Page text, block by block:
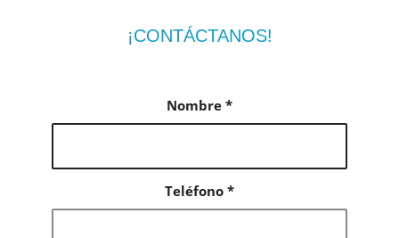
¡CONTÁCTANOS!
Nombre *
Teléfono *